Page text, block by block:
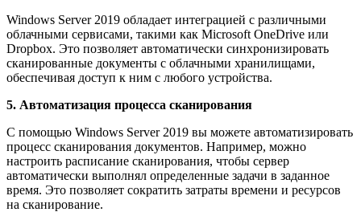
Windows Server 2019 обладает интеграцией с различными
облачными сервисами, такими как Microsoft OneDrive или
Dropbox. Это позволяет автоматически синхронизировать
сканированные документы с облачными хранилищами,
обеспечивая доступ к ним с любого устройства.
5. Автоматизация процесса сканирования
С помощью Windows Server 2019 вы можете автоматизировать
процесс сканирования документов. Например, можно
настроить расписание сканирования, чтобы сервер
автоматически выполнял определенные задачи в заданное
время. Это позволяет сократить затраты времени и ресурсов
на сканирование.